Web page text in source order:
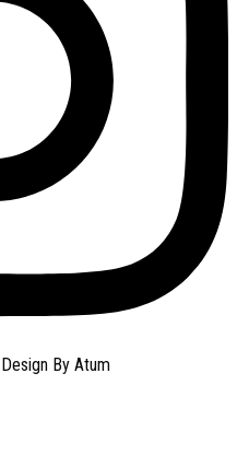
By Atum